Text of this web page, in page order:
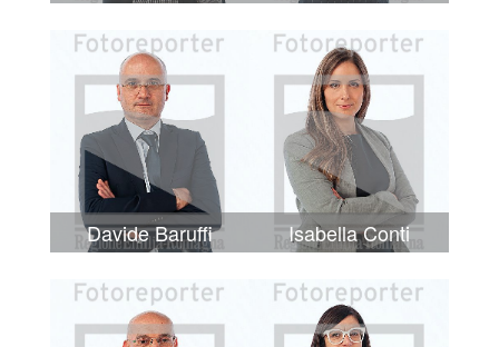
Davide Baruffi Isabella Conti